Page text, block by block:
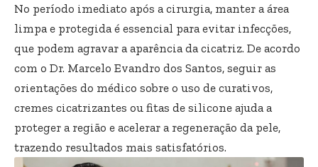
No período imediato após a cirurgia, manter a área
limpa e protegida é essencial para evitar infecções,
que podem agravar a aparência da cicatriz. De acordo
com o Dr. Marcelo Evandro dos Santos, seguir as
orientações do médico sobre o uso de curativos,
cremes cicatrizantes ou fitas de silicone ajuda a
proteger a região e acelerar a regeneração da pele,
trazendo resultados mais satisfatórios.